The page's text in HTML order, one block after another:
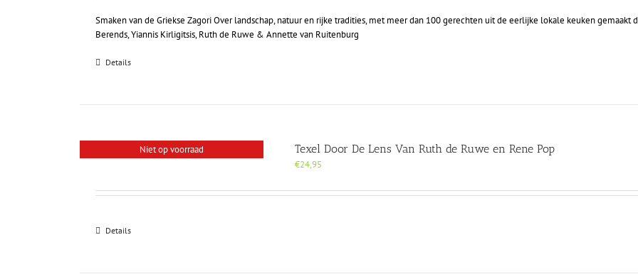
Smaken van de Griekse Zagori Over landschap, natuur en rijke tradities, met meer dan 100 gerechten uit de eerlijke lokale keuken gemaakt
Berends, Yiannis Kirligitsis, Ruth de Ruwe & Annette van Ruitenburg
Details
Niet op voorraad Texel Door De Lens Van Ruth de Ruwe en Rene Pop
€24,95
Details